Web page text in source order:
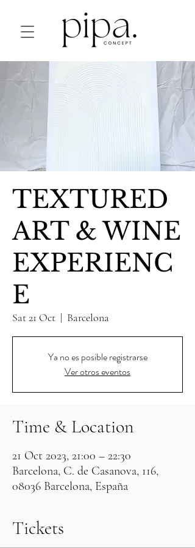
TEXTURED
ART & WINE
EXPERIENC
E
Sat 21 Oct
  |
Barcelona
Ya no es posible registrarse
Ver otros eventos
Time & Location
21 Oct 2023, 21:00 – 22:30
Barcelona, C. de Casanova, 116,
08036 Barcelona, España
Tickets